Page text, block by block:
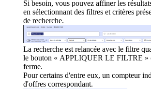
Si besoin, vous pouvez affiner les
en sélectionnant des filtres et critères
de recherche.
La recherche est relancée avec le filtre
le bouton « APPLIQUER LE FILTRE »
ferme.
Pour certains d'entre eux, un compteur
d'offres correspondant.